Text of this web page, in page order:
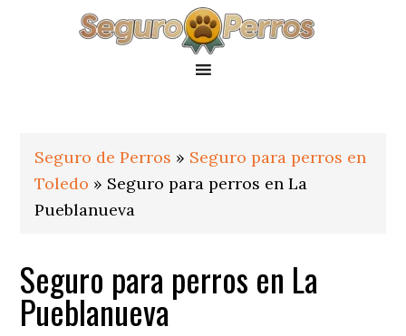
Seguro de Perros » Seguro para perros en
Toledo » Seguro para perros en La
Pueblanueva
Seguro para perros en La
Pueblanueva